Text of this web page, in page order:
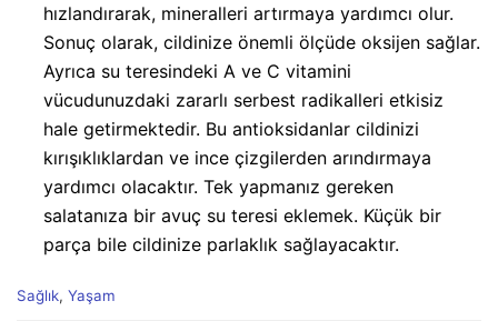
hızlandırarak, mineralleri artırmaya yardımcı olur.
Sonuç olarak, cildinize önemli ölçüde oksijen sağlar.
Ayrıca su teresindeki A ve C vitamini
vücudunuzdaki zararlı serbest radikalleri etkisiz
hale getirmektedir. Bu antioksidanlar cildinizi
kırışıklıklardan ve ince çizgilerden arındırmaya
yardımcı olacaktır. Tek yapmanız gereken
salatanıza bir avuç su teresi eklemek. Küçük bir
parça bile cildinize parlaklık sağlayacaktır.
C
Sağlık, Yaşam